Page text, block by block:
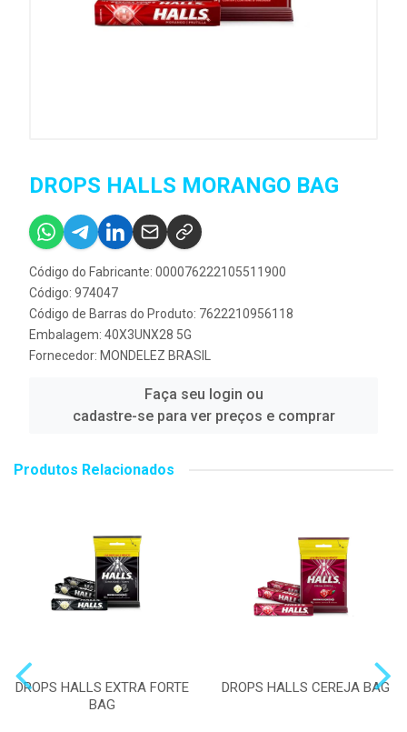
DROPS HALLS MORANGO BAG
Código do Fabricante: 000076222105511900
Código: 974047
Código de Barras do Produto: 7622210956118
Embalagem: 40X3UNX28 5G
Fornecedor: MONDELEZ BRASIL
Faça seu login ou
cadastre-se para ver preços e comprar
Produtos Relacionados
DROPS HALLS EXTRA FORTE
BAG
DROPS HALLS CEREJA BAG